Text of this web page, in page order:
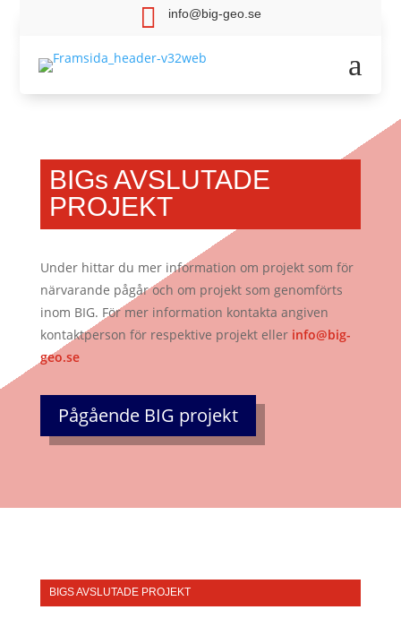
 info@big-geo.se
a
BIGs AVSLUTADE
PROJEKT
Under hittar du mer information om projekt som för
närvarande pågår och om projekt som genomförts
inom BIG. För mer information kontakta angiven
kontaktperson för respektive projekt eller info@big-
geo.se
Pågående BIG projekt
BIGS AVSLUTADE PROJEKT